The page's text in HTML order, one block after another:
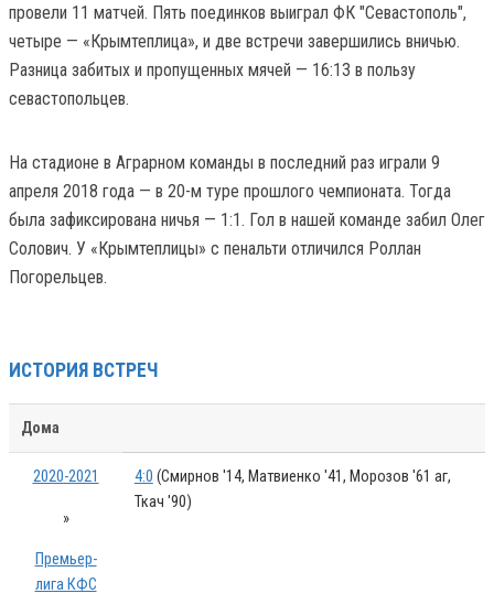
провели 11 матчей. Пять поединков выиграл ФК "Севастополь",
четыре — «Крымтеплица», и две встречи завершились вничью.
Разница забитых и пропущенных мячей — 16:13 в пользу
севастопольцев.
На стадионе в Аграрном команды в последний раз играли 9
апреля 2018 года — в 20-м туре прошлого чемпионата. Тогда
была зафиксирована ничья — 1:1. Гол в нашей команде забил Олег
Солович. У «Крымтеплицы» с пенальти отличился Роллан
Погорельцев.
ИСТОРИЯ ВСТРЕЧ
Дома
2020-2021
»
Премьер-
лига КФС
4:0 (Смирнов '14, Матвиенко '41, Морозов '61 аг,
Ткач '90)